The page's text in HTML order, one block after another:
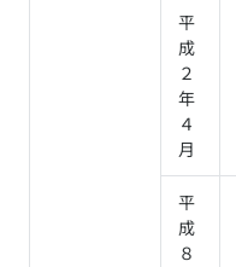
平
成
２
年
４
月
平
成
８